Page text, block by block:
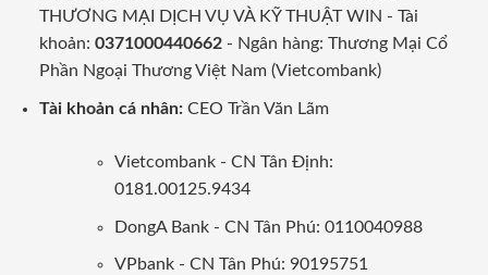
THƯƠNG MẠI DỊCH VỤ VÀ KỸ THUẬT WIN - Tài
khoản: 0371000440662- Ngân hàng: Thương Mại Cổ
Phần Ngoại Thương Việt Nam (Vietcombank)
Tài khoản cá nhân: CEO Trần Văn Lãm
Vietcombank - CN Tân Định:
0181.00125.9434
DongA Bank - CN Tân Phú: 0110040988
VPbank - CN Tân Phú: 90195751